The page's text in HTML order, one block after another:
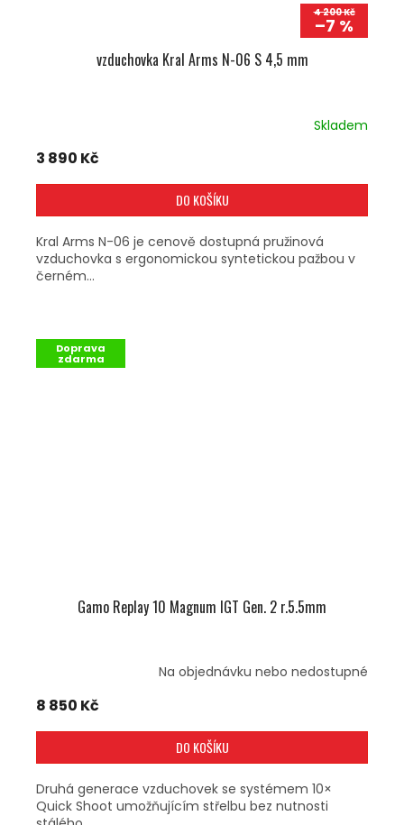
4 200 Kč
–7 %
vzduchovka Kral Arms N-06 S 4,5 mm
Skladem
3 890 Kč
DO KOŠÍKU
Kral Arms N-06 je cenově dostupná pružinová
vzduchovka s ergonomickou syntetickou pažbou v
černém...
Doprava
zdarma
Gamo Replay 10 Magnum IGT Gen. 2 r.5.5mm
Na objednávku nebo nedostupné
8 850 Kč
DO KOŠÍKU
Druhá generace vzduchovek se systémem 10×
Quick Shoot umožňujícím střelbu bez nutnosti